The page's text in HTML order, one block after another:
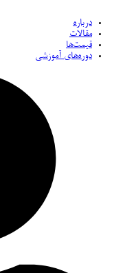
درباره
مقالات
قیمت‌ها
دوره‌های آموزشی